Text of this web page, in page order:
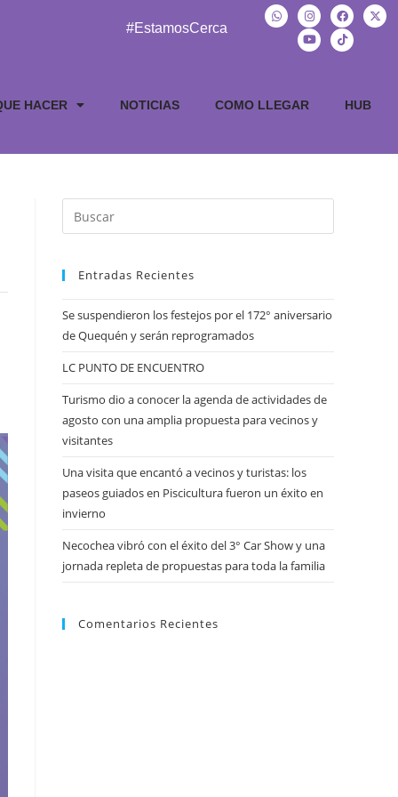
#EstamosCerca
HACER NOTICIAS COMO LLEGAR HUB
Entradas Recientes
Se suspendieron los festejos por el 172° aniversario
de Quequén y serán reprogramados
LC PUNTO DE ENCUENTRO
Turismo dio a conocer la agenda de actividades de
agosto con una amplia propuesta para vecinos y
visitantes
Una visita que encantó a vecinos y turistas: los
paseos guiados en Piscicultura fueron un éxito en
invierno
Necochea vibró con el éxito del 3° Car Show y una
jornada repleta de propuestas para toda la familia
Comentarios Recientes